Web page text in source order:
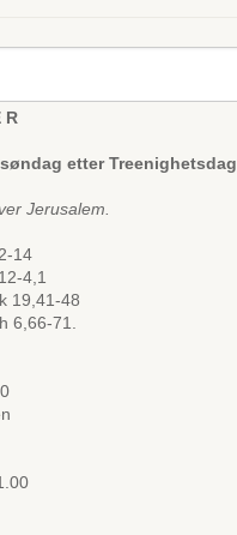
R
etter Treenighetsdag
Jerusalem.
14
4,1
19,41-48
6,66-71.